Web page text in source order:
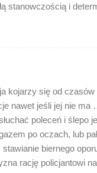
stanowczością i
kojarzy się od czasów
nawet jeśli jej nie ma
poleceń i ślepo
po oczach, lub
biernego
rację policjantowi